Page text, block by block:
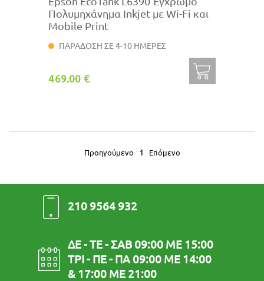
Πολυμηχάνημα Inkjet με Wi-Fi και
Mobile Print
ΠΑΡΑΔΟΣΗ ΣΕ 4-10 ΗΜΕΡΕΣ
469.00 €
Προηγούμενο 1 Επόμενο
210 9564 932
ΔΕ - ΤΕ - ΣΑΒ 09:00 ΜΕ 15:00
ΤΡΙ - ΠΕ - ΠΑ 09:00 ΜΕ 14:00
& 17:00 ΜΕ 21:00